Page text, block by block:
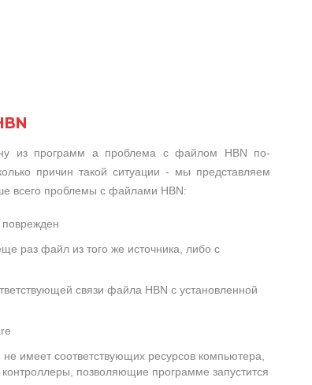
из программ а проблема с файлом HBN по-
причин такой ситуации - мы представляем
всего проблемы с файлами HBN:
поврежден
раз файл из того же источника, либо с
связи файла HBN с установленной
имеет соответствующих ресурсов компьютера,
позволяющие программе запустится